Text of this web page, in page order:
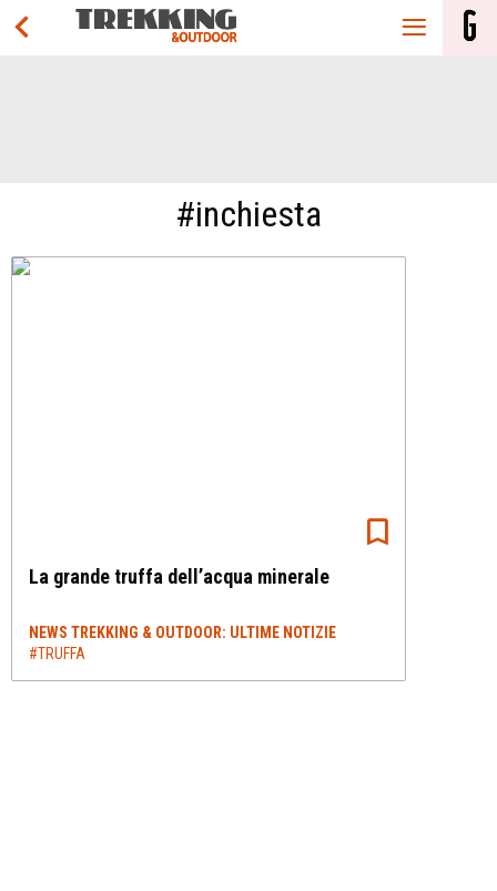
#inchiesta
La grande truffa dell’acqua minerale
NEWS TREKKING & OUTDOOR: ULTIME NOTIZIE
#TRUFFA